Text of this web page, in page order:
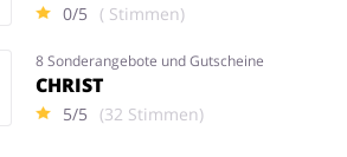
0/5 ( Stimmen)
8 Sonderangebote und Gutscheine
CHRIST
5/5 (32 Stimmen)